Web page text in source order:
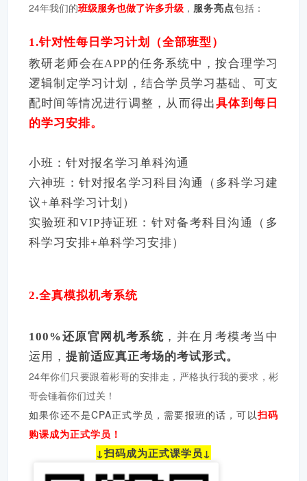
24年我们的班级服务也做了许多升级 ， 服务亮点包括：
1.针对性每日学习计划（全部班型）
教研老师会在APP的任务系统中，按合理学习
逻辑制定学习计划，结合学员学习基础、可支
配时间等情况进行调整，从而得出具体到每日
的学习安排。
小班：针对报名学习单科沟通
六神班：针对报名学习科目沟通（多科学习建
议+单科学习计划）
实验班和VIP持证班：针对备考科目沟通（多
科学习安排+单科学习安排）
2.全真模拟机考系统
100%还原官网机考系统 ，并在月考模考当中
运用， 提前适应真正考场的考试形式。
24年你们只要跟着彬哥的安排走，严格执行我的要求，彬
哥会锤着你们过关！
如果你还不是CPA正式学员， 需要报班的话，可以扫码
购课成为正式学员！
↓扫码成为正式课学员↓